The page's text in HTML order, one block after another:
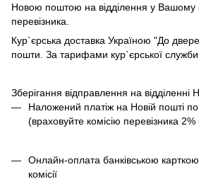
Новою поштою на відділення у Вашому
перевізника.
Кур`єрська доставка Україною "До
пошти. За тарифами кур`єрської служби
Зберігання відправлення на відділенні
Наложений платіж на Новій пошті
(враховуйте комісію перевізника 2%
Онлайн-оплата банківською
комісії